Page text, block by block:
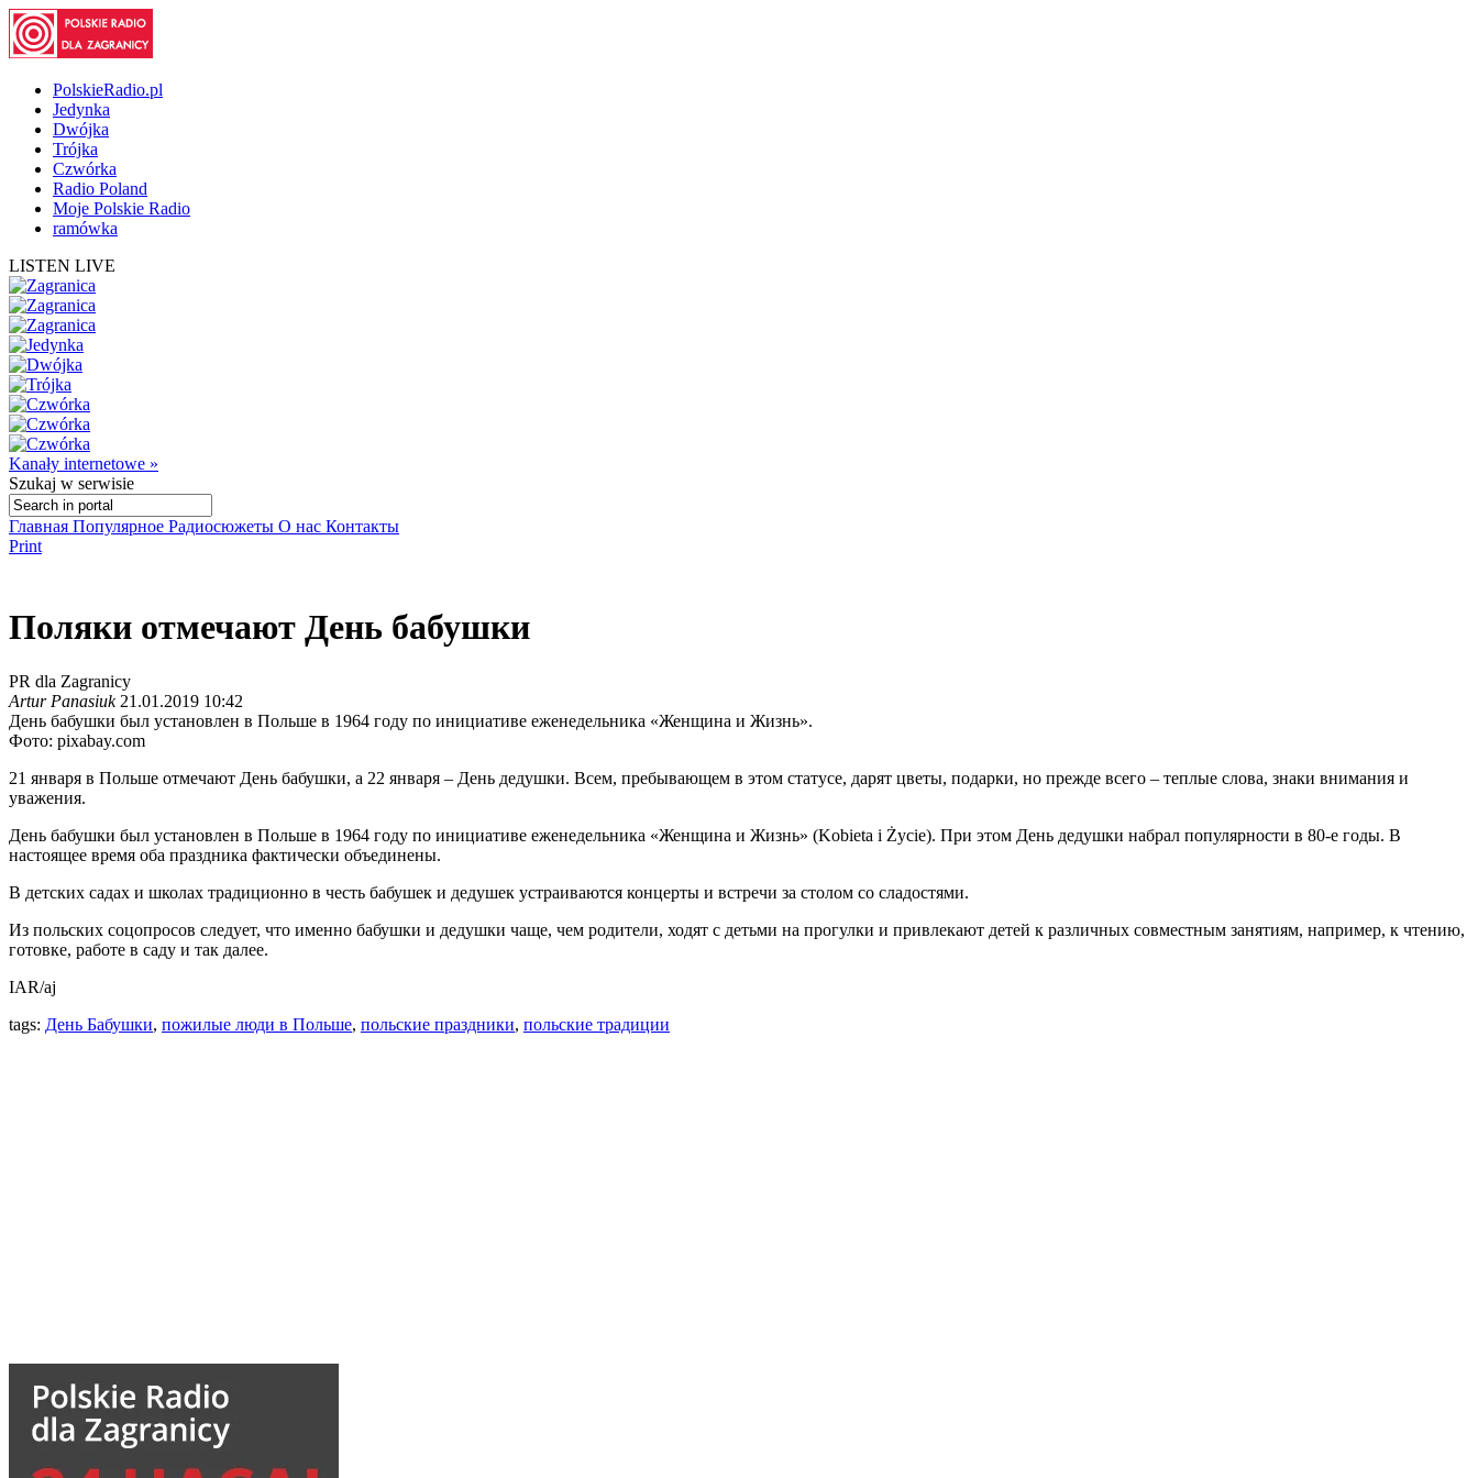
PolskieRadio.pl
Jedynka
Dwójka
Trójka
Czwórka
Radio Poland
Moje Polskie Radio
ramówka
LISTEN LIVE
Kanały internetowe »
Szukaj w serwisie
Главная Популярное Радиосюжеты О нас Контакты
Print
Поляки отмечают День бабушки
PR dla Zagranicy
Artur Panasiuk21.01.2019 10:42
День бабушки был установлен в Польше в 1964 году по инициативе еженедельника «Женщина и Жизнь».
Фото: pixabay.com
21 января в Польше отмечают День бабушки, а 22 января – День дедушки. Всем, пребывающем в этом статусе, дарят цветы, подарки, но прежде всего – теплые слова, знаки внимания и
уважения.
День бабушки был установлен в Польше в 1964 году по инициативе еженедельника «Женщина и Жизнь» (Kobieta i Życie). При этом День дедушки набрал популярности в 80-е годы. В
настоящее время оба праздника фактически объединены.
В детских садах и школах традиционно в честь бабушек и дедушек устраиваются концерты и встречи за столом со сладостями.
Из польских соцопросов следует, что именно бабушки и дедушки чаще, чем родители, ходят с детьми на прогулки и привлекают детей к различных совместным занятиям, например, к чтению,
готовке, работе в саду и так далее.
IAR/aj
tags: День Бабушки, пожилые люди в Польше, польские праздники, польские традиции